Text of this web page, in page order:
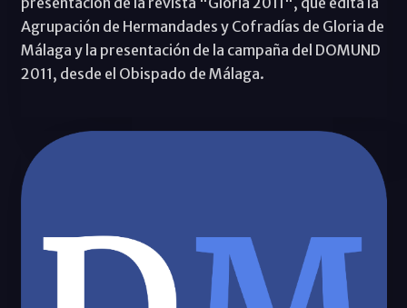
Agrupación de Hermandades y Cofradías de Gloria de
Málaga y la presentación de la campaña del DOMUND
2011, desde el Obispado de Málaga.